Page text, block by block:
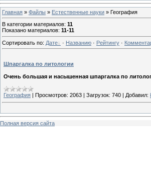
Главная » Файлы » Естественные науки » География
В категории материалов: 11
Показано материалов: 11-11
Сортировать по: Дате · Названию · Рейтингу ·
Шпаргалка по литологии
Очень большая и насышенная шпаргалка по
География | Просмотров: 2063 | Загрузок: 740 | Добавил:
Полная версия сайта